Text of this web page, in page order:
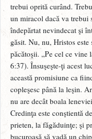
trebui oprită curând.
un miracol dacă va
îndepărtat nevindecat şi
găsit. Nu, nu, Hristos
păcătoşii. „Pe cel ce
6:37). Însuşeşte-ţi acest
această promisiune ca
copleşesc până la leşin.
nu are decât boala
Credinţa este conştientă
prieten, la făgăduinţe; şi
bucuroasă să vadă un